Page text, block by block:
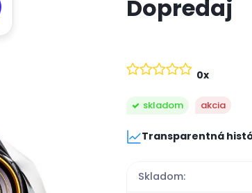
Dopredaj
skladom akcia
0x
Transparentná
Skladom: